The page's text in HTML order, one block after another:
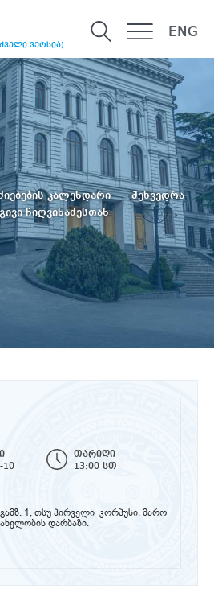
ვერსია)
ENG
კალენდარი
შეხვედრა
ჩიღვინაძესთან
10
თარიღი
13:00 სთ
გამზ. 1, თსუ პირველი კორპუსი, მარო
დარბაზი.